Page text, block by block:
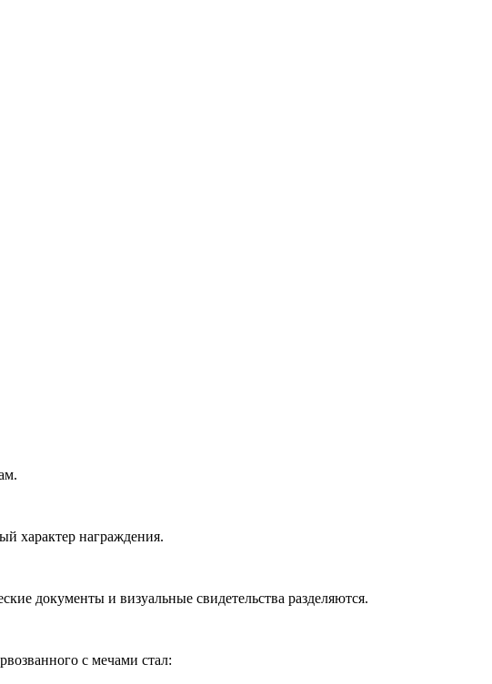
характер награждения.
документы и визуальные свидетельства разделяются.
с мечами стал: